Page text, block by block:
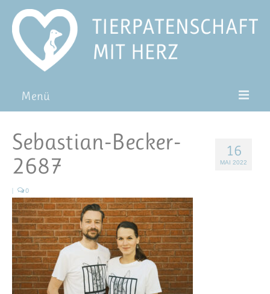
Menü
Pat*in werden
Blog
FAQ
16
MAI 2022
Sebastian-Becker-
2687
| 0